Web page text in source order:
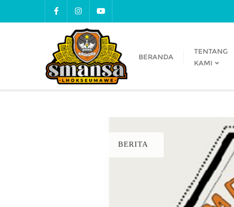
BERANDA
TENTANG
KAMI
BERITA